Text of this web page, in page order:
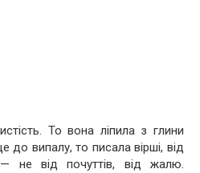
То вона ліпила з глини
до випалу, то писала вірші, від
не від почуттів, від жалю.